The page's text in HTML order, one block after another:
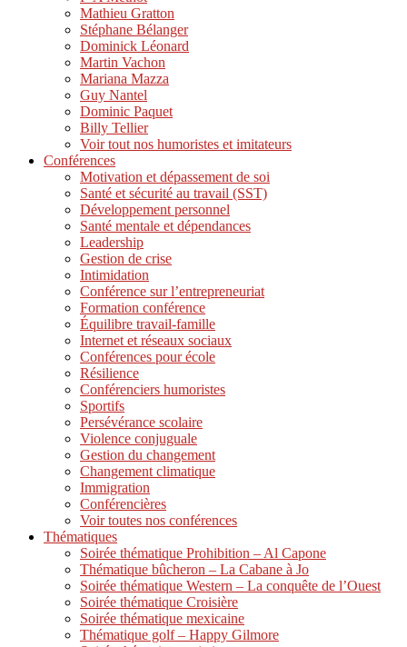
Mathieu Gratton
Stéphane Bélanger
Dominick Léonard
Martin Vachon
Mariana Mazza
Guy Nantel
Dominic Paquet
Billy Tellier
Voir tout nos humoristes et imitateurs
Conférences
Motivation et dépassement de soi
Santé et sécurité au travail (SST)
Développement personnel
Santé mentale et dépendances
Leadership
Gestion de crise
Intimidation
Conférence sur l’entrepreneuriat
Formation conférence
Équilibre travail-famille
Internet et réseaux sociaux
Conférences pour école
Résilience
Conférenciers humoristes
Sportifs
Persévérance scolaire
Violence conjuguale
Gestion du changement
Changement climatique
Immigration
Conférencières
Voir toutes nos conférences
Thématiques
Soirée thématique Prohibition – Al Capone
Thématique bûcheron – La Cabane à Jo
Soirée thématique Western – La conquête de l’Ouest
Soirée thématique Croisière
Soirée thématique mexicaine
Thématique golf – Happy Gilmore